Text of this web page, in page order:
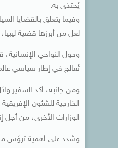
يُحتذى به.
وفيما يتعلق بالقضايا
لعل من أبرزها قضية
وحول النواحي الإنسانية،
تُعالج في إطار سياسي
ومن جانبه، أكد السفير
الخارجية للشئون
الوزارات الأخرى، من أجل
وشدد على أهمية ترؤس